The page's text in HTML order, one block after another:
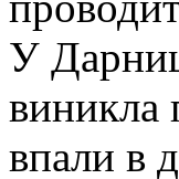
У
виникла
впали в